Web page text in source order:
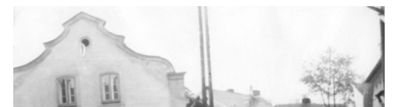
OSOBNOSTI
OSTATNÍ